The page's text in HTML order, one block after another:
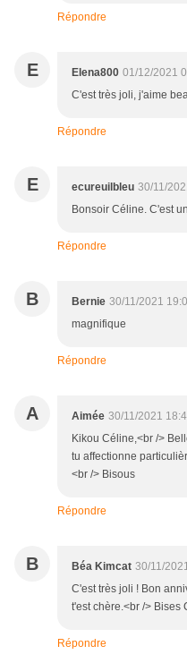
Répondre
E Elena800 01/12/2021
C'est très joli, j'aime
Répondre
E ecureuilbleu 30/11/
Bonsoir Céline. C'est
Répondre
B Bernie 30/11/2021
magnifique
Répondre
A Aimée 30/11/2021
Kikou Céline,<br />
tu affectionne
<br /> Bisous
Répondre
B Béa Kimcat 30/11/
C'est très joli ! Bon
t'est chère.<br /> Bises
Répondre